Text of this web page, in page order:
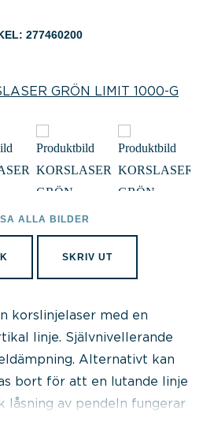
277460200
ALLA BILDER
SKRIV UT
korslinjelaser med en
linje. Självnivellerande
Alternativt kan
bort för att en lutande linje
låsning av pendeln fungerar